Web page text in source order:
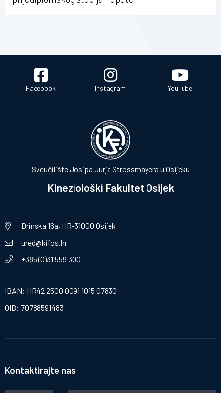
Facebook Instagram YouTube
Sveučilište Josipa Jurja Strossmayera u Osijeku
Kineziološki Fakultet Osijek
Drinska 16a, HR-31000 Osijek
ured@kifos.hr
+385 (0)31 559 300
IBAN: HR42 2500 0091 1015 07830
OIB: 70788591483
Kontaktirajte nas